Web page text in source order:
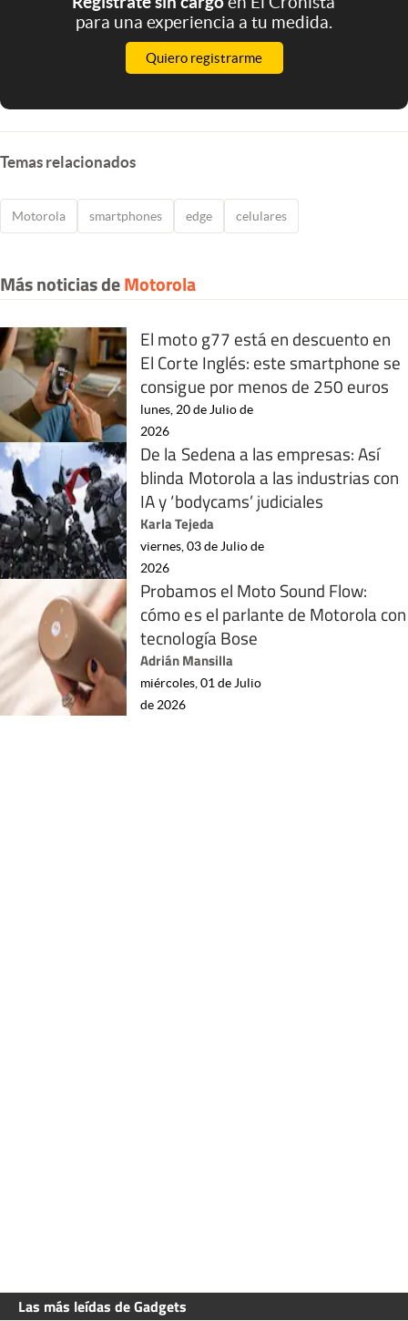
para una experiencia a tu medida.
Quiero registrarme
Temas relacionados
Motorola smartphones edge celulares
Más noticias deMotorola
El moto g77 está en descuento en
El Corte Inglés: este smartphone se
consigue por menos de 250 euros
lunes, 20 de Julio de
2026
De la Sedena a las empresas: Así
blinda Motorola a las industrias con
IA y ‘bodycams’ judiciales
Karla Tejeda
viernes, 03 de Julio de
2026
Probamos el Moto Sound Flow:
cómo es el parlante de Motorola con
tecnología Bose
Adrián Mansilla
miércoles, 01 de Julio
de 2026
Las más leídas de Gadgets